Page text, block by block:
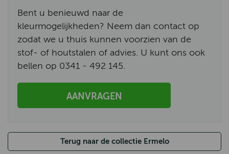
Bent u benieuwd naar de
kleurmogelijkheden? Neem dan contact op
zodat we u thuis kunnen voorzien van de
stof- of houtstalen of advies. U kunt ons ook
bellen op 0341 - 492 145.
AANVRAGEN
Terug naar de collectie Ermelo